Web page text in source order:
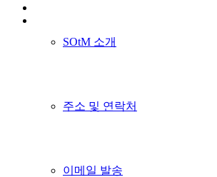
SOtM 소개
주소 및 연락처
이메일 발송